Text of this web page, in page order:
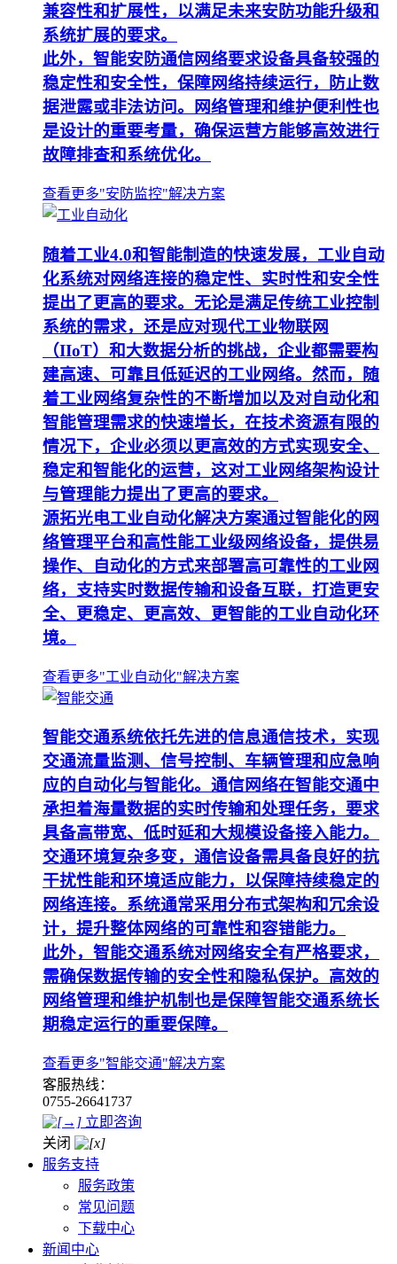
兼容性和扩展性，以满足未来安防功能升级和
系统扩展的要求。
此外，智能安防通信网络要求设备具备较强的
稳定性和安全性，保障网络持续运行，防止数
据泄露或非法访问。网络管理和维护便利性也
是设计的重要考量，确保运营方能够高效进行
故障排查和系统优化。
查看更多"安防监控"解决方案
随着工业4.0和智能制造的快速发展，工业自动
化系统对网络连接的稳定性、实时性和安全性
提出了更高的要求。无论是满足传统工业控制
系统的需求，还是应对现代工业物联网
（IIoT）和大数据分析的挑战，企业都需要构
建高速、可靠且低延迟的工业网络。然而，随
着工业网络复杂性的不断增加以及对自动化和
智能管理需求的快速增长，在技术资源有限的
情况下，企业必须以更高效的方式实现安全、
稳定和智能化的运营，这对工业网络架构设计
与管理能力提出了更高的要求。
源拓光电工业自动化解决方案通过智能化的网
络管理平台和高性能工业级网络设备，提供易
操作、自动化的方式来部署高可靠性的工业网
络，支持实时数据传输和设备互联，打造更安
全、更稳定、更高效、更智能的工业自动化环
境。
查看更多"工业自动化"解决方案
智能交通系统依托先进的信息通信技术，实现
交通流量监测、信号控制、车辆管理和应急响
应的自动化与智能化。通信网络在智能交通中
承担着海量数据的实时传输和处理任务，要求
具备高带宽、低时延和大规模设备接入能力。
交通环境复杂多变，通信设备需具备良好的抗
干扰性能和环境适应能力，以保障持续稳定的
网络连接。系统通常采用分布式架构和冗余设
计，提升整体网络的可靠性和容错能力。
此外，智能交通系统对网络安全有严格要求，
需确保数据传输的安全性和隐私保护。高效的
网络管理和维护机制也是保障智能交通系统长
期稳定运行的重要保障。
查看更多"智能交通"解决方案
客服热线：
0755-26641737
立即咨询
关闭
服务支持
服务政策
常见问题
下载中心
新闻中心